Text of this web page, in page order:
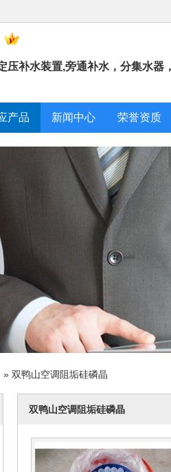
压补水装置,旁通补水，分集水器
产品 新闻中心 荣誉资质
» 双鸭山空调阻垢硅磷晶
双鸭山空调阻垢硅磷晶